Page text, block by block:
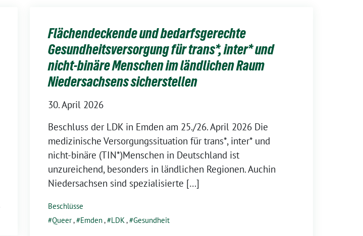
Flächendeckende und bedarfsgerechte
Gesundheitsversorgung für trans*, inter* und
nicht-binäre Menschen im ländlichen Raum
Niedersachsens sicherstellen
30. April 2026
Beschluss der LDK in Emden am 25./26. April 2026 Die
medizinische Versorgungssituation für trans*, inter* und
nicht-binäre (TIN*)Menschen in Deutschland ist
unzureichend, besonders in ländlichen Regionen. Auchin
Niedersachsen sind spezialisierte […]
Beschlüsse
Queer, Emden, LDK, Gesundheit